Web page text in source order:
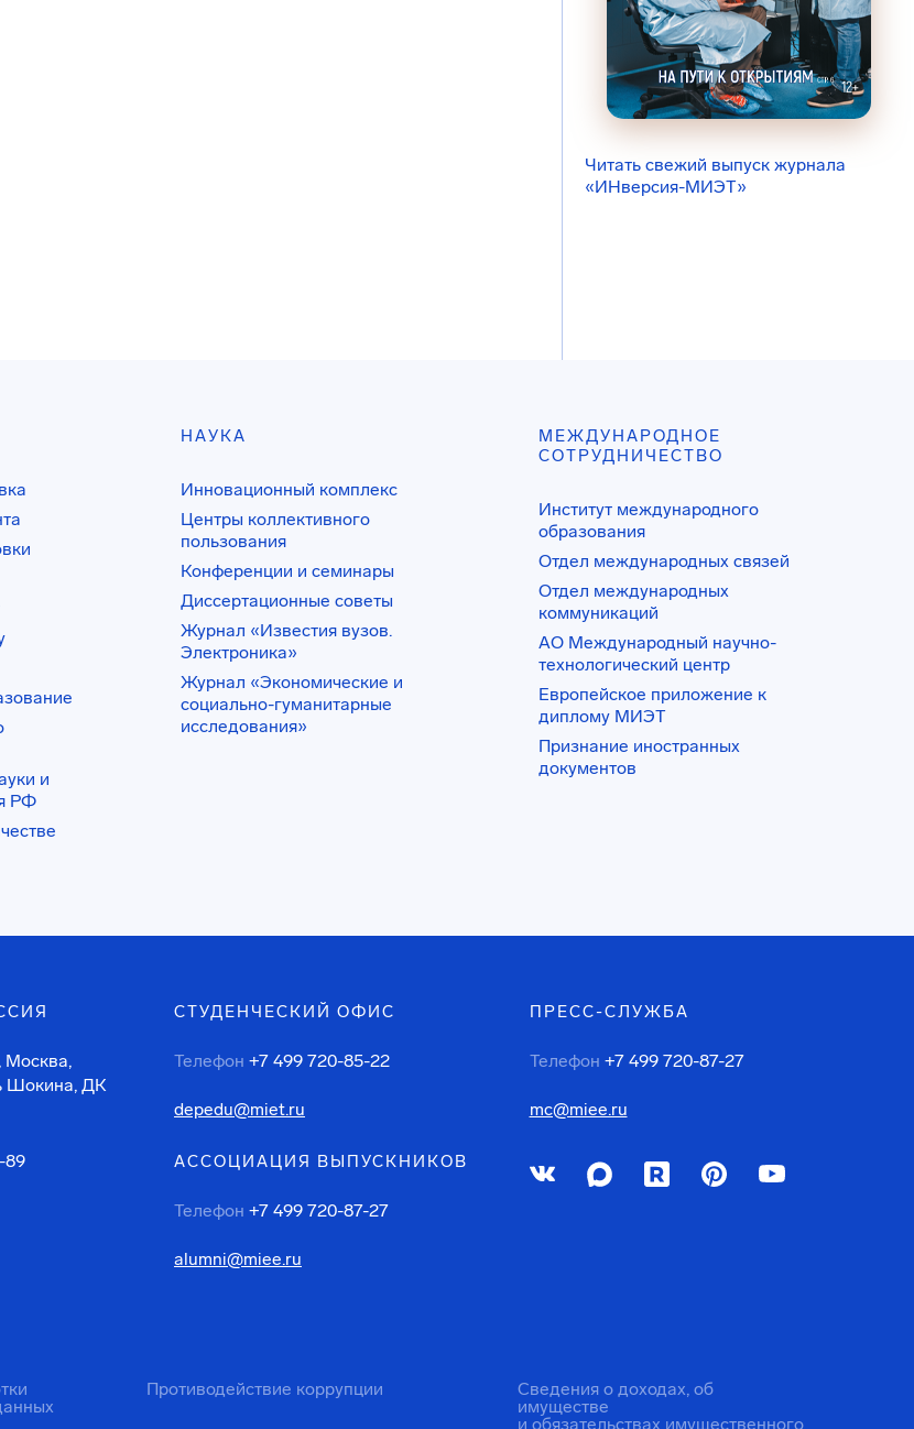
Читать свежий выпуск журнала
«ИНверсия-МИЭТ»
и
РФ
НАУКА
Инновационный комплекс
Центры коллективного
пользования
Конференции и семинары
Диссертационные советы
Журнал «Известия вузов.
Электроника»
Журнал «Экономические и
социально-гуманитарные
исследования»
МЕЖДУНАРОДНОЕ
СОТРУДНИЧЕСТВО
Институт международного
образования
Отдел международных связей
Отдел международных
коммуникаций
АО Международный научно-
технологический центр
Европейское приложение к
диплому МИЭТ
Признание иностранных
документов
Москва,
Шокина, ДК
89
СТУДЕНЧЕСКИЙ ОФИС
Телефон +7 499 720-85-22
depedu@miet.ru
АССОЦИАЦИЯ ВЫПУСКНИКОВ
Телефон +7 499 720-87-27
alumni@miee.ru
ПРЕСС-СЛУЖБА
Телефон +7 499 720-87-27
mc@miee.ru
Противодействие коррупции
Сведения о доходах, об
имуществе
и обязательствах имущественного